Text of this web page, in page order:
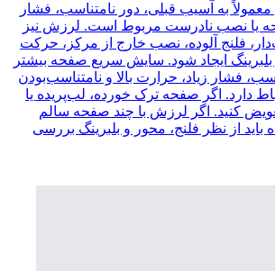
به آسیب قبلی، دور نامتناسب، فشار
یا نصب نادرست مربوط است. لرزش نیز
فلنج آلوده، نصب خارج از مرکز، حرکت
بلبرینگ ایجاد شود. سایش سریع صفحه بیشتر
فشار زیاد، حرارت بالا و نامتناسب‌بودن
دارد. اگر صفحه ترک خورده، لب‌پریده یا
کنید. اگر لرزش با چند صفحه سالم
از نظر فلنج، محور و بلبرینگ بررسی